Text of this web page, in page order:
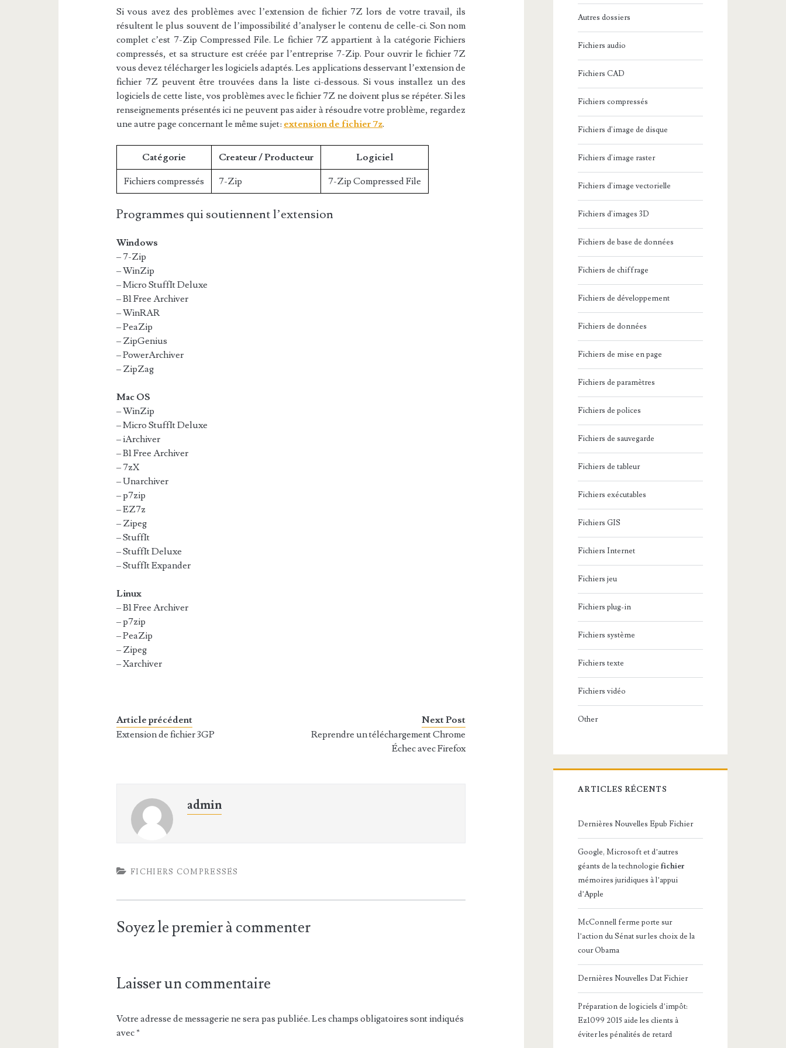
Si vous avez des problèmes avec l’extension de fichier 7Z lors de votre travail, ils
résultent le plus souvent de l’impossibilité d’analyser le contenu de celle-ci. Son nom
complet c’est 7-Zip Compressed File. Le fichier 7Z appartient à la catégorie Fichiers
compressés, et sa structure est créée par l’entreprise 7-Zip. Pour ouvrir le fichier 7Z
vous devez télécharger les logiciels adaptés. Les applications desservant l’extension de
fichier 7Z peuvent être trouvées dans la liste ci-dessous. Si vous installez un des
logiciels de cette liste, vos problèmes avec le fichier 7Z ne doivent plus se répéter. Si les
renseignements présentés ici ne peuvent pas aider à résoudre votre problème, regardez
une autre page concernant le même sujet: extension de fichier 7z.
Catégorie Createur / Producteur Logiciel
Fichiers compressés 7-Zip 7-Zip Compressed File
Programmes qui soutiennent l’extension
Windows
– 7-Zip
– WinZip
– Micro StuffIt Deluxe
– B1 Free Archiver
– WinRAR
– PeaZip
– ZipGenius
– PowerArchiver
– ZipZag
Mac OS
– WinZip
– Micro StuffIt Deluxe
– iArchiver
– B1 Free Archiver
– 7zX
– Unarchiver
– p7zip
– EZ7z
– Zipeg
– StuffIt
– StuffIt Deluxe
– StuffIt Expander
Linux
– B1 Free Archiver
– p7zip
– PeaZip
– Zipeg
– Xarchiver
Article précédent
Extension de fichier 3GP
Next Post
Reprendre un téléchargement Chrome
Échec avec Firefox
admin
FICHIERS COMPRESSÉS
Soyez le premier à commenter
Laisser un commentaire
Votre adresse de messagerie ne sera pas publiée. Les champs obligatoires sont indiqués
avec*
Autres dossiers
Fichiers audio
Fichiers CAD
Fichiers compressés
Fichiers d'image de disque
Fichiers d'image raster
Fichiers d'image vectorielle
Fichiers d'images 3D
Fichiers de base de données
Fichiers de chiffrage
Fichiers de développement
Fichiers de données
Fichiers de mise en page
Fichiers de paramètres
Fichiers de polices
Fichiers de sauvegarde
Fichiers de tableur
Fichiers exécutables
Fichiers GIS
Fichiers Internet
Fichiers jeu
Fichiers plug-in
Fichiers système
Fichiers texte
Fichiers vidéo
Other
ARTICLES RÉCENTS
Dernières Nouvelles Epub Fichier
Google, Microsoft et d’autres
géants de la technologiefichier
mémoires juridiques à l’appui
d’Apple
McConnell ferme porte sur
l’action du Sénat sur les choix de la
cour Obama
Dernières Nouvelles Dat Fichier
Préparation de logiciels d’impôt:
Ez1099 2015 aide les clients à
éviter les pénalités de retard